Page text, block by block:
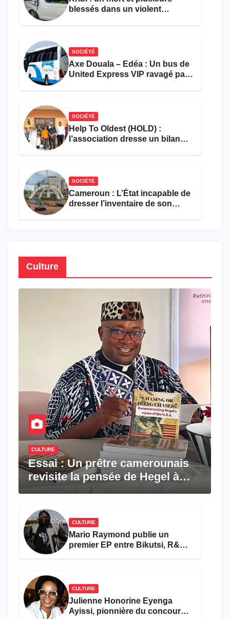
blessés dans un violent
SOCIÉTÉ
Axe Douala – Edéa : Un bus de
United Express VIP ravagé par
SOCIÉTÉ
Help To Oldest (HOLD) :
l’association dresse un bilan
SOCIÉTÉ
Cameroun : L’État incapable de
dresser l’inventaire de son
Culture
CULTURE
Essai : Un prêtre camerounais
revisite la pensée de Hegel à
travers le rêve américain
CULTURE
Mario Raymond publie un
premier EP entre Bikutsi, R&B
CULTURE
Julienne Honorine Eyenga
Ayissi, pionnière du concours